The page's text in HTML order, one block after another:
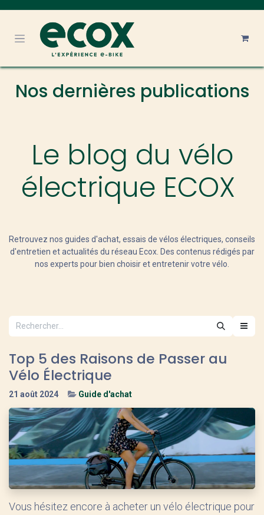
Nos dernières publications
Le blog du vélo
électrique ECOX
Retrouvez nos guides d'achat, essais de vélos électriques, conseils
d'entretien et actualités du réseau Ecox. Des contenus rédigés par
nos experts pour bien choisir et entretenir votre vélo.
Top 5 des Raisons de Passer au
Vélo Électrique
21 août 2024 Guide d'achat
Vous hésitez encore à acheter un vélo électrique pour